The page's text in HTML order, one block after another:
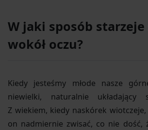
W jaki sposób starzeje
wokół oczu?
Kiedy jesteśmy młode nasze
niewielki, naturalnie układający
Z wiekiem, kiedy naskórek wiotczeje,
on nadmiernie zwisać, co nie dość,